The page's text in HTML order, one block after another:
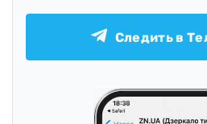
Следить в